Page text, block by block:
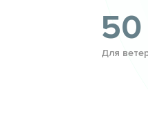
50
Для